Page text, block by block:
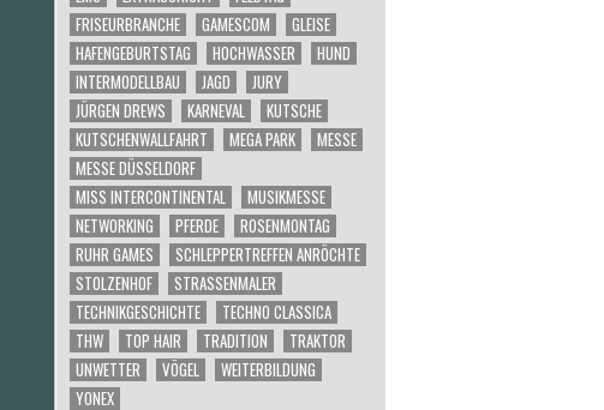
FRISEURBRANCHE
GAMESCOM
GLEISE
HAFENGEBURTSTAG
HOCHWASSER
HUND
INTERMODELLBAU
JAGD
JURY
JÜRGEN DREWS
KARNEVAL
KUTSCHE
KUTSCHENWALLFAHRT
MEGA PARK
MESSE
MESSE DÜSSELDORF
MISS INTERCONTINENTAL
MUSIKMESSE
NETWORKING
PFERDE
ROSENMONTAG
RUHR GAMES
SCHLEPPERTREFFEN ANRÖCHTE
STOLZENHOF
STRASSENMALER
TECHNIKGESCHICHTE
TECHNO CLASSICA
THW
TOP HAIR TRADITION
TRAKTOR
UNWETTER
VÖGEL
WEITERBILDUNG
YONEX